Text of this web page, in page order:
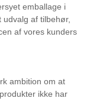
emballage i
af tilbehør,
af vores kunders
ambition om at
ikke har